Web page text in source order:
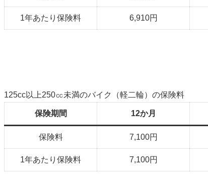
1年あたり保険料 6,910円
125cc以上250㏄未満のバイク（軽二輪）の保険料
保険期間 12か月
保険料 7,100円
1年あたり保険料 7,100円